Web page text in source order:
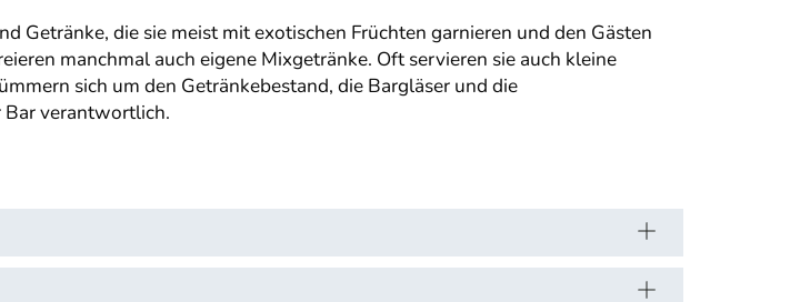
Getränke, die sie meist mit exotischen Früchten garnieren und den Gästen
manchmal auch eigene Mixgetränke. Oft servieren sie auch kleine
sich um den Getränkebestand, die Bargläser und die
Bar verantwortlich.